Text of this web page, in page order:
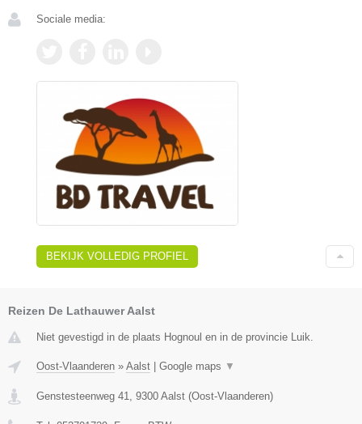
Sociale media:
BEKIJK VOLLEDIG PROFIEL
Reizen De Lathauwer Aalst
Niet gevestigd in de plaats Hognoul en in de provincie Luik.
Oost-Vlaanderen » Aalst | Google maps ▼
Genstesteenweg 41 9300 Aalst (Oost-Vlaanderen)